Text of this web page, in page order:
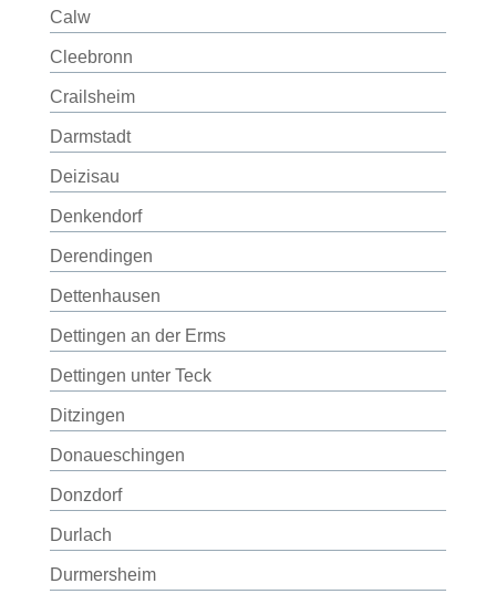
Calw
Cleebronn
Crailsheim
Darmstadt
Deizisau
Denkendorf
Derendingen
Dettenhausen
Dettingen an der Erms
Dettingen unter Teck
Ditzingen
Donaueschingen
Donzdorf
Durlach
Durmersheim